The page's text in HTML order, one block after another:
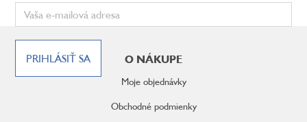
PRIHLÁSIŤ SA O NÁKUPE
Moje objednávky
Obchodné podmienky